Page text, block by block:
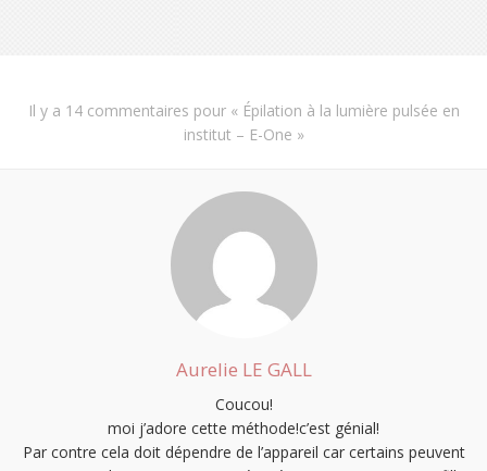
Il y a 14 commentaires pour « Épilation à la lumière pulsée en
institut – E-One »
Aurelie LE GALL
Coucou!
moi j’adore cette méthode!c’est génial!
Par contre cela doit dépendre de l’appareil car certains peuvent